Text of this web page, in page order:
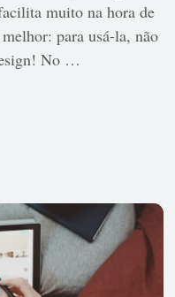
muito na hora de
para usá-la, não
No …